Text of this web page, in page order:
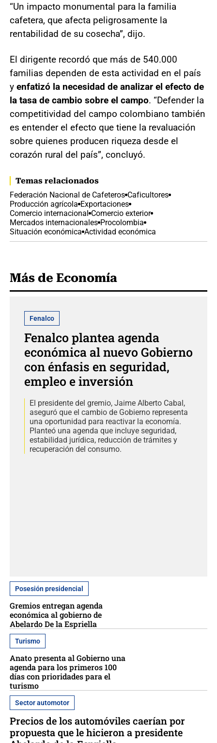
“Un impacto monumental para la familia
cafetera, que afecta peligrosamente la
rentabilidad de su cosecha”, dijo.
El dirigente recordó que más de 540.000
familias dependen de esta actividad en el país
y enfatizó la necesidad de analizar el efecto de
la tasa de cambio sobre el campo. “Defender la
competitividad del campo colombiano también
es entender el efecto que tiene la revaluación
sobre quienes producen riqueza desde el
corazón rural del país”, concluyó.
Temas relacionados
Federación Nacional de Cafeteros Caficultores
Producción agrícola Exportaciones
Comercio internacional Comercio exterior
Mercados internacionales Procolombia
Situación económica Actividad económica
Más de Economía
Fenalco
Fenalco plantea agenda
económica al nuevo Gobierno
con énfasis en seguridad,
empleo e inversión
El presidente del gremio, Jaime Alberto Cabal,
aseguró que el cambio de Gobierno representa
una oportunidad para reactivar la economía.
Planteó una agenda que incluye seguridad,
estabilidad jurídica, reducción de trámites y
recuperación del consumo.
Posesión presidencial
Gremios entregan agenda
económica al gobierno de
Abelardo De la Espriella
Turismo
Anato presenta al Gobierno una
agenda para los primeros 100
días con prioridades para el
turismo
Sector automotor
Precios de los automóviles caerían por
propuesta que le hicieron a presidente